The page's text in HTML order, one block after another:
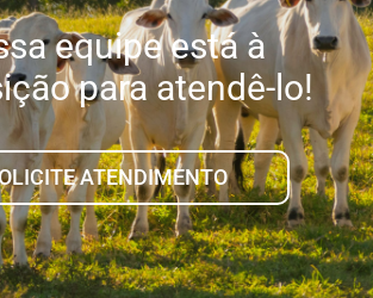
equipe está à
para atendê-lo!
ATENDIMENTO